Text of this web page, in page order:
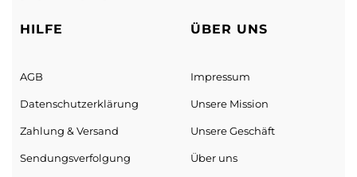
HILFE
AGB
Datenschutz­erklärung
Zahlung & Versand
Sendungs­verfolgung
ÜBER UNS
Impressum
Unsere Mission
Unsere Geschäft
Über uns